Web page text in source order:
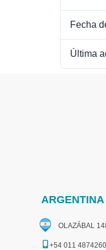
Fecha
Última
ARGENTINA
OLAZÁBAL
+54 011